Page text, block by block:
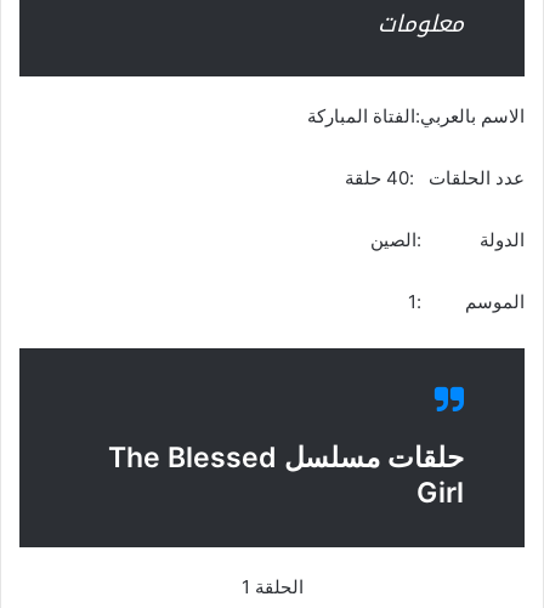
معلومات
الاسم بالعربي:الفتاة المباركة
عدد الحلقات :40 حلقة
الدولة :الصين
الموسم :1
حلقات مسلسل The Blessed
Girl
الحلقة 1